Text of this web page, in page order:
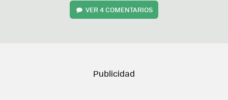
VER 4 COMENTARIOS